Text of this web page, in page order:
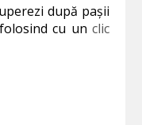
după pașii
cu un clic